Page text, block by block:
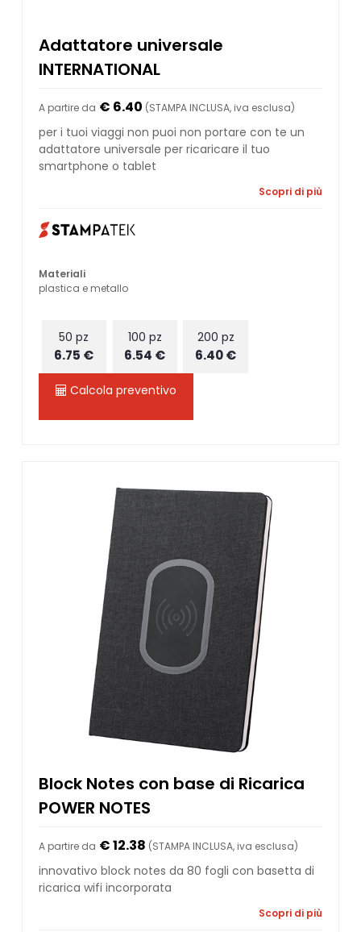
Adattatore universale
INTERNATIONAL
A partire da € 6.40 (STAMPA INCLUSA, iva esclusa)
per i tuoi viaggi non puoi non portare con te un
adattatore universale per ricaricare il tuo
smartphone o tablet
Scopri di più
Materiali
plastica e metallo
50 pz
6.75 €
100 pz
6.54 €
200 pz
6.40 €
Calcola preventivo
Block Notes con base di Ricarica
POWER NOTES
A partire da € 12.38 (STAMPA INCLUSA, iva esclusa)
innovativo block notes da 80 fogli con basetta di
ricarica wifi incorporata
Scopri di più